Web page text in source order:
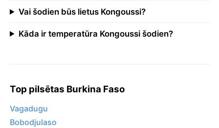
Vai šodien būs lietus Kongoussi?
Kāda ir temperatūra Kongoussi šodien?
Top pilsētas Burkina Faso
Vagadugu
Bobodjulaso